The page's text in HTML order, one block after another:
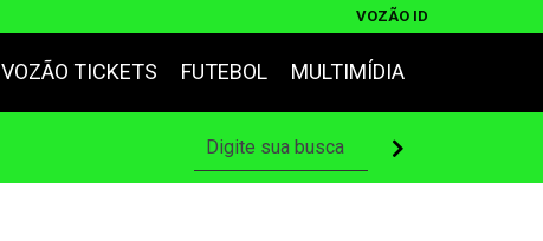
VOZÃO ID
VOZÃO TICKETS FUTEBOL MULTIMÍDIA